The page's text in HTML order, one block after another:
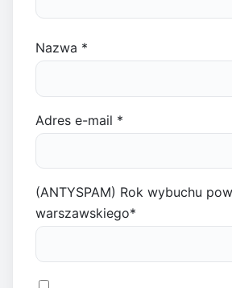
Nazwa *
Adres e-mail *
(ANTYSPAM) Rok wybuchu
warszawskiego*